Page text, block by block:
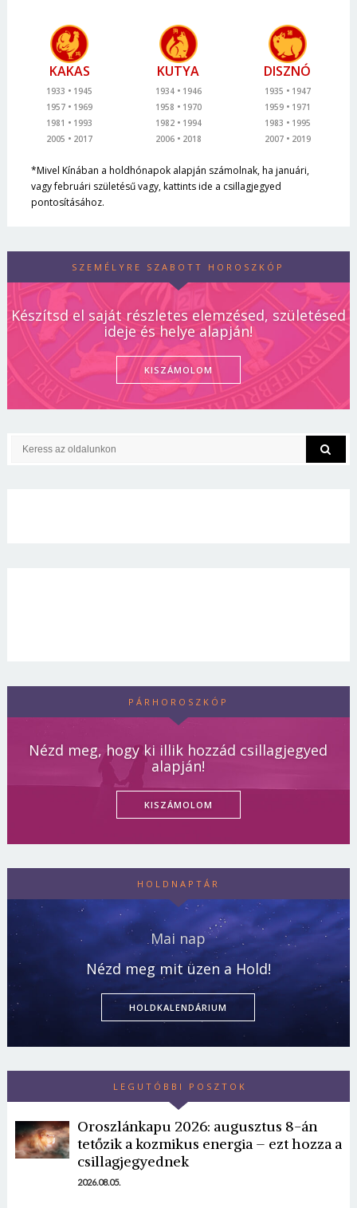
KAKAS
1933
1945
1957
1969
1981
1993
2005
2017
KUTYA
1934
1946
1958
1970
1982
1994
2006
2018
DISZNÓ
1935
1947
1959
1971
1983
1995
2007
2019
*Mivel Kínában a holdhónapok alapján számolnak, ha januári,
vagy februári születésű vagy, kattints ide a csillagjegyed
pontosításához.
SZEMÉLYRE SZABOTT HOROSZKÓP
Készítsd el saját részletes elemzésed, születésed
ideje és helye alapján!
KISZÁMOLOM
PÁRHOROSZKÓP
Nézd meg, hogy ki illik hozzád csillagjegyed
alapján!
KISZÁMOLOM
HOLDNAPTÁR
Mai nap
Nézd meg mit üzen a Hold!
HOLDKALENDÁRIUM
LEGUTÓBBI POSZTOK
Oroszlánkapu 2026: augusztus 8-án
tetőzik a kozmikus energia – ezt hozza a
csillagjegyednek
2026.08.05.